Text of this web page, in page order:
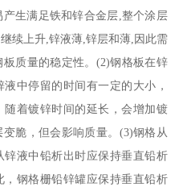
生满足铁和锌合金层,整个涂层
续上升,锌液薄,锌层和薄,因此需
质量的稳定性。(2)钢格板在锌
中停留的时间有一定的大小，
着镀锌时间的延长，会增加镀
脆，但会影响质量。(3)钢格从
液中铅析出时应保持垂直铅析
钢格栅铅锌罐应保持垂直铅析